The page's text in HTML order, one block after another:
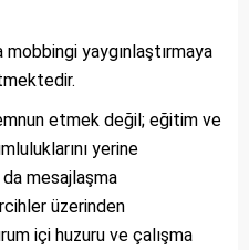
yaygınlaştırmaya
etmek değil; eğitim ve
yerine
mesajlaşma
üzerinden
içi huzuru ve çalışma